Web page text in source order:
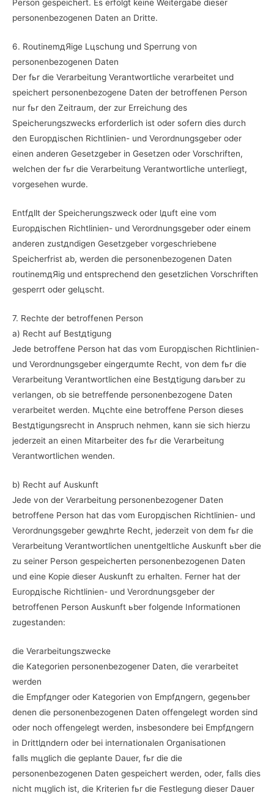
Person gespeichert. Es erfolgt keine Weitergabe dieser
personenbezogenen Daten an Dritte.
6. RoutinemдЯige Lцschung und Sperrung von
personenbezogenen Daten
Der fьr die Verarbeitung Verantwortliche verarbeitet und
speichert personenbezogene Daten der betroffenen Person
nur fьr den Zeitraum, der zur Erreichung des
Speicherungszwecks erforderlich ist oder sofern dies durch
den Europдischen Richtlinien- und Verordnungsgeber oder
einen anderen Gesetzgeber in Gesetzen oder Vorschriften,
welchen der fьr die Verarbeitung Verantwortliche unterliegt,
vorgesehen wurde.
Entfдllt der Speicherungszweck oder lдuft eine vom
Europдischen Richtlinien- und Verordnungsgeber oder einem
anderen zustдndigen Gesetzgeber vorgeschriebene
Speicherfrist ab, werden die personenbezogenen Daten
routinemдЯig und entsprechend den gesetzlichen Vorschriften
gesperrt oder gelцscht.
7. Rechte der betroffenen Person
a) Recht auf Bestдtigung
Jede betroffene Person hat das vom Europдischen Richtlinien-
und Verordnungsgeber eingerдumte Recht, von dem fьr die
Verarbeitung Verantwortlichen eine Bestдtigung darьber zu
verlangen, ob sie betreffende personenbezogene Daten
verarbeitet werden. Mцchte eine betroffene Person dieses
Bestдtigungsrecht in Anspruch nehmen, kann sie sich hierzu
jederzeit an einen Mitarbeiter des fьr die Verarbeitung
Verantwortlichen wenden.
b) Recht auf Auskunft
Jede von der Verarbeitung personenbezogener Daten
betroffene Person hat das vom Europдischen Richtlinien- und
Verordnungsgeber gewдhrte Recht, jederzeit von dem fьr die
Verarbeitung Verantwortlichen unentgeltliche Auskunft ьber die
zu seiner Person gespeicherten personenbezogenen Daten
und eine Kopie dieser Auskunft zu erhalten. Ferner hat der
Europдische Richtlinien- und Verordnungsgeber der
betroffenen Person Auskunft ьber folgende Informationen
zugestanden:
die Verarbeitungszwecke
die Kategorien personenbezogener Daten, die verarbeitet
werden
die Empfдnger oder Kategorien von Empfдngern, gegenьber
denen die personenbezogenen Daten offengelegt worden sind
oder noch offengelegt werden, insbesondere bei Empfдngern
in Drittlдndern oder bei internationalen Organisationen
falls mцglich die geplante Dauer, fьr die die
personenbezogenen Daten gespeichert werden, oder, falls dies
nicht mцglich ist, die Kriterien fьr die Festlegung dieser Dauer